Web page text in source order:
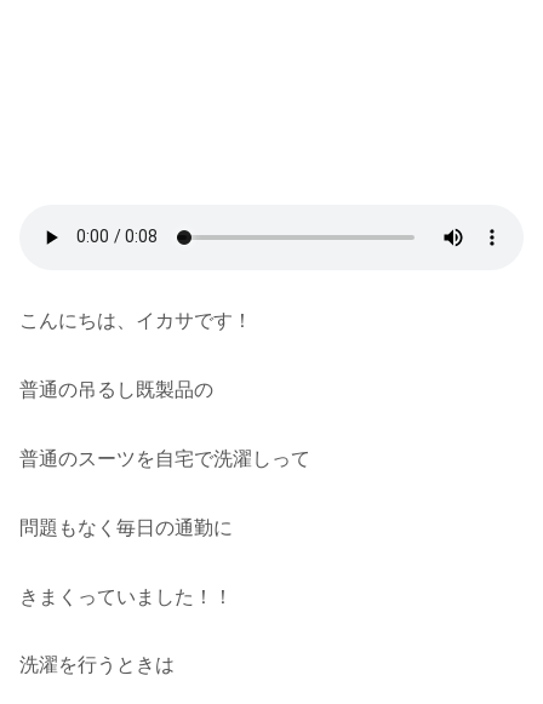
こんにちは、イカサです！
普通の吊るし既製品の
普通のスーツを自宅で洗濯しって
問題もなく毎日の通勤に
きまくっていました！！
洗濯を行うときは